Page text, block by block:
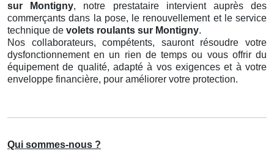
sur Montigny, notre prestataire intervient auprès des
commerçants dans la pose, le renouvellement et le service
technique de volets roulants sur Montigny.
Nos collaborateurs, compétents, sauront résoudre votre
dysfonctionnement en un rien de temps ou vous offrir du
équipement de qualité, adapté à vos exigences et à votre
enveloppe financière, pour améliorer votre protection.
Qui sommes-nous ?